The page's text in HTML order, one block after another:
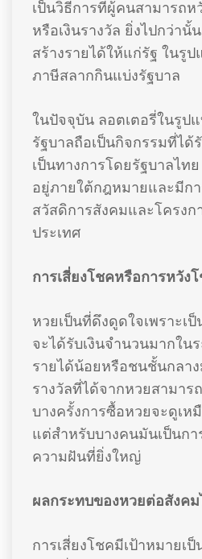
เป็นวิธีการที่ผู้คนสามารถห
หรือเงินรางวัล ยิ่งไปกว่านั้
สร้างรายได้ให้แก่รัฐ ในรู
ภาษีสลากกินแบ่งรัฐบาล
ในปัจจุบัน ลอตเตอรี่ในรูป
รัฐบาลถือเป็นกิจกรรมที่ได้
เป็นทางการโดยรัฐบาลไท
อยู่ภายใต้กฎหมายและมีก
สวัสดิการสังคมและโครง
ประเทศ
การเสี่ยงโชคหรือการหวัง
หวยเป็นที่ดึงดูดใจเพราะเ
จะได้รับเงินจำนวนมากใน
รายได้น้อยหรือชนชั้นกลาง
รางวัลที่ได้จากหวยสามาร
บางครั้งการซื้อหวยจะดูเห
แต่สำหรับบางคนมันเป็นกา
ความฝันที่ยิ่งใหญ่
ผลกระทบของหวยต่อสังคม
การเสี่ยงโชคมีเป้าหมายเป็